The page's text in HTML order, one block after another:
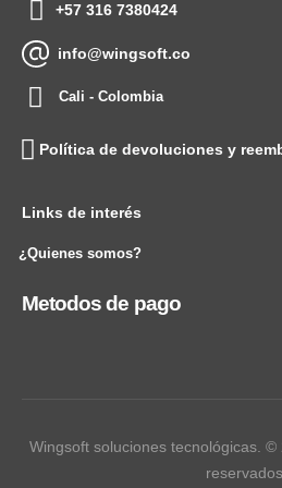
+57 316 7380424
info@wingsoft.co
Cali - Colombia
Política de devoluciones y
Links de interés
¿Quienes somos?
Metodos de pago
Wingsoft soluciones tecnológicas.
reservados